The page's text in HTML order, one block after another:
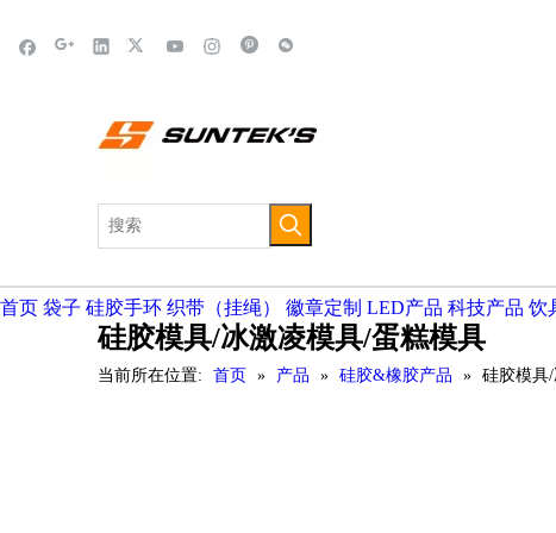
首页 袋子 硅胶手环 织带（挂绳） 徽章定制 LED产品 科技产品 饮
硅胶模具/冰激凌模具/蛋糕模具
当前所在位置: 首页 » 产品 » 硅胶&橡胶产品 » 硅胶模具